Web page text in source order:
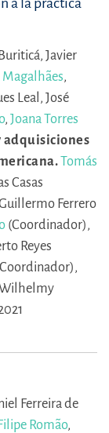
Javier
,
Leal, José
, Joana Torres
adquisiciones
Tomás
Casas
Ferrero
(Coordinador),
Reyes
Ferreira de
Romão,